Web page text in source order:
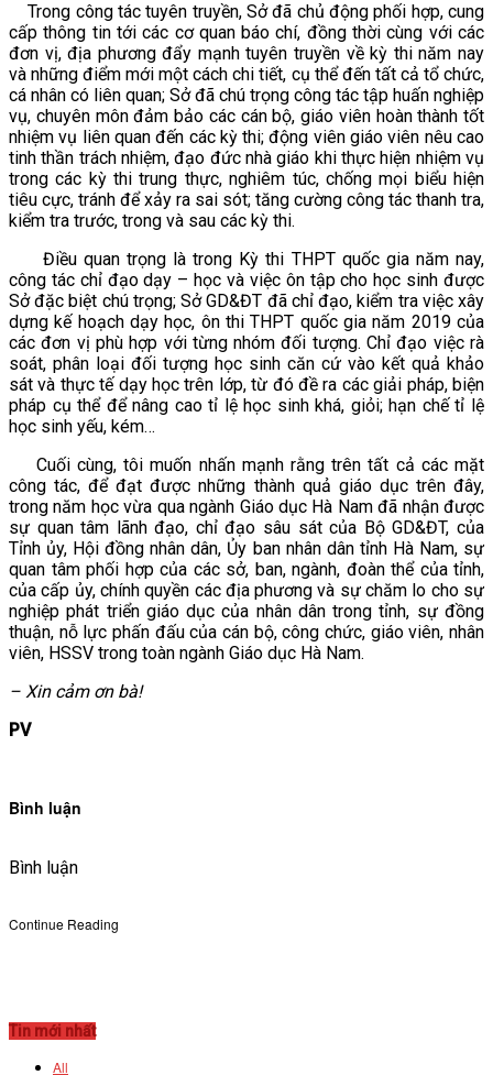
Trong công tác tuyên truyền, Sở đã chủ động phối hợp, cung
cấp thông tin tới các cơ quan báo chí, đồng thời cùng với các
đơn vị, địa phương đẩy mạnh tuyên truyền về kỳ thi năm nay
và những điểm mới một cách chi tiết, cụ thể đến tất cả tổ chức,
cá nhân có liên quan; Sở đã chú trọng công tác tập huấn nghiệp
vụ, chuyên môn đảm bảo các cán bộ, giáo viên hoàn thành tốt
nhiệm vụ liên quan đến các kỳ thi; động viên giáo viên nêu cao
tinh thần trách nhiệm, đạo đức nhà giáo khi thực hiện nhiệm vụ
trong các kỳ thi trung thực, nghiêm túc, chống mọi biểu hiện
tiêu cực, tránh để xảy ra sai sót; tăng cường công tác thanh tra,
kiểm tra trước, trong và sau các kỳ thi.
Điều quan trọng là trong Kỳ thi THPT quốc gia năm nay,
công tác chỉ đạo dạy – học và việc ôn tập cho học sinh được
Sở đặc biệt chú trọng; Sở GD&ĐT đã chỉ đạo, kiểm tra việc xây
dựng kế hoạch dạy học, ôn thi THPT quốc gia năm 2019 của
các đơn vị phù hợp với từng nhóm đối tượng. Chỉ đạo việc rà
soát, phân loại đối tượng học sinh căn cứ vào kết quả khảo
sát và thực tế dạy học trên lớp, từ đó đề ra các giải pháp, biện
pháp cụ thể để nâng cao tỉ lệ học sinh khá, giỏi; hạn chế tỉ lệ
học sinh yếu, kém…
Cuối cùng, tôi muốn nhấn mạnh rằng trên tất cả các mặt
công tác, để đạt được những thành quả giáo dục trên đây,
trong năm học vừa qua ngành Giáo dục Hà Nam đã nhận được
sự quan tâm lãnh đạo, chỉ đạo sâu sát của Bộ GD&ĐT, của
Tỉnh ủy, Hội đồng nhân dân, Ủy ban nhân dân tỉnh Hà Nam, sự
quan tâm phối hợp của các sở, ban, ngành, đoàn thể của tỉnh,
của cấp ủy, chính quyền các địa phương và sự chăm lo cho sự
nghiệp phát triển giáo dục của nhân dân trong tỉnh, sự đồng
thuận, nỗ lực phấn đấu của cán bộ, công chức, giáo viên, nhân
viên, HSSV trong toàn ngành Giáo dục Hà Nam.
– Xin cảm ơn bà!
PV
Bình luận
Bình luận
Continue Reading
Tin mới nhất
All